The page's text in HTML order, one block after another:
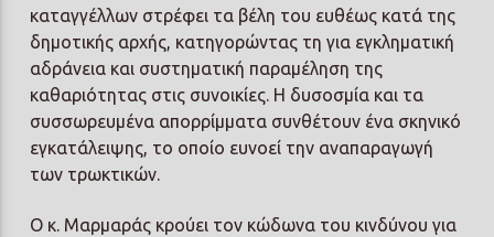
καταγγέλλων στρέφει τα βέλη του ευθέως κατά της
δημοτικής αρχής, κατηγορώντας τη για εγκληματική
αδράνεια και συστηματική παραμέληση της
καθαριότητας στις συνοικίες. Η δυσοσμία και τα
συσσωρευμένα απορρίμματα συνθέτουν ένα σκηνικό
εγκατάλειψης, το οποίο ευνοεί την αναπαραγωγή
των τρωκτικών.
Ο κ. Μαρμαράς κρούει τον κώδωνα του κινδύνου για